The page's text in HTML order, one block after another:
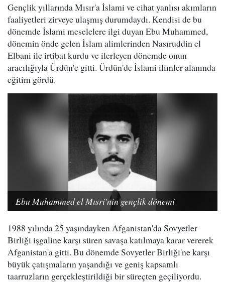
Gençlik yıllarında Mısır'a İslami ve cihat yanlısı akımların
faaliyetleri zirveye ulaşmış durumdaydı. Kendisi de bu
dönemde İslami meselelere ilgi duyan Ebu Muhammed,
dönemin önde gelen İslam alimlerinden Nasıruddin el
Elbani ile irtibat kurdu ve ilerleyen dönemde onun
aracılığıyla Ürdün'e gitti. Ürdün'de İslami ilimler alanında
eğitim gördü.
Ebu Muhammed el Mısri'nin gençlik dönemi
1988 yılında 25 yaşındayken Afganistan'da Sovyetler
Birliği işgaline karşı süren savaşa katılmaya karar vererek
Afganistan'a gitti. Bu dönemde Sovyetler Birliği'ne karşı
büyük çatışmaların yaşandığı ve geniş kapsamlı
taarruzların gerçekleştirildiği bir süreçten geçiliyordu.